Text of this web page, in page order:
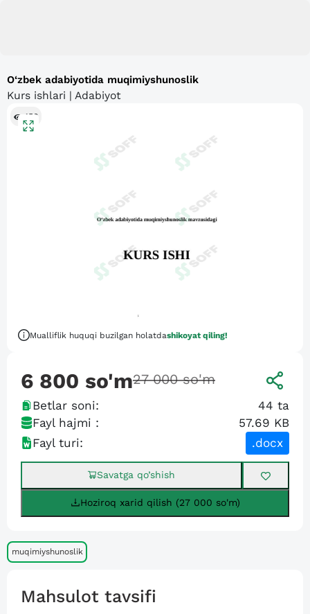
O‘zbek adabiyotida muqimiyshunoslik
Kurs ishlari | Adabiyot
156
Mualliflik huquqi buzilgan holatdashikoyat qiling!
6 800 so'm27 000 so'm
Betlar soni: 44 ta
Fayl hajmi :
57.69 KB
Fayl turi:
.docx
Savatga qo’shish
Hoziroq xarid qilish (27 000 so'm)
muqimiyshunoslik
Mahsulot tavsifi